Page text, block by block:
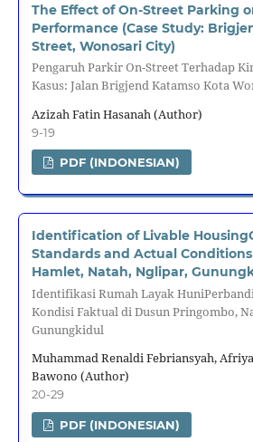
The Effect of On-Street Parking
Performance (Case Study:
Street, Wonosari City)
Pengaruh Parkir On-Street Terhadap
Kasus: Jalan Brigjend Katamso Kota
Azizah Fatin Hasanah (Author)
9-19
PDF (INDONESIAN)
Identification of Livable
Standards and Actual
Hamlet, Natah, Nglipar,
Identifikasi Rumah Layak
Kondisi Faktual di Dusun Pringombo,
Gunungkidul
Muhammad Renaldi Febriansyah,
Bawono (Author)
20-29
PDF (INDONESIAN)